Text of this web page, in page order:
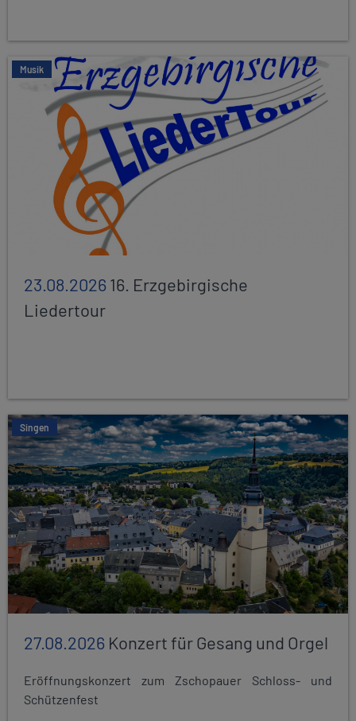
Musik
23.08.202616. Erzgebirgische
Liedertour
Singen
27.08.2026 Konzert für Gesang und Orgel
Eröffnungskonzert zum Zschopauer Schloss- und
Schützenfest